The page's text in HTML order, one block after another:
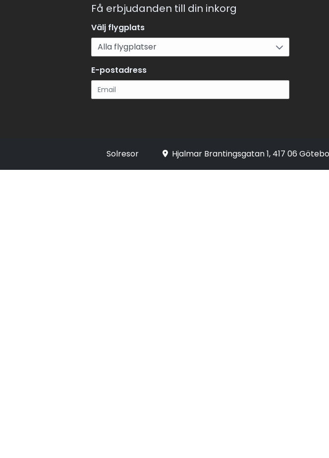
Få erbjudanden till din inkorg
Välj flygplats
E-postadress
Solresor Hjalmar Brantingsgatan 1, 417 06